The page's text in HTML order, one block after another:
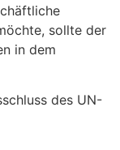
sollte der
in dem
des UN-